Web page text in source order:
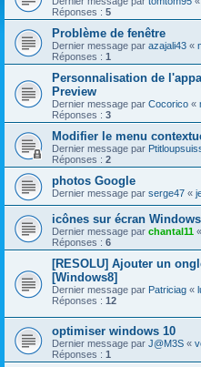
Réponses : 5
Problème de fenêtre
Dernier message par azajali43 «
Réponses : 1
Personnalisation de
Preview
Dernier message par Cocorico «
Réponses : 3
Modifier le menu
Dernier message par
Réponses : 2
photos Google
Dernier message par serge47 «
icônes sur écran
Dernier message par chantal11 «
Réponses : 6
[RESOLU] Ajouter un
[Windows8]
Dernier message par Patriciag «
Réponses : 12
optimiser windows 10
Dernier message par J@M3S «
Réponses : 1